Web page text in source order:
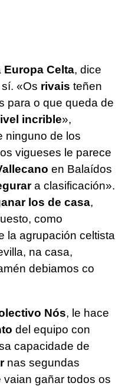
Europa Celta, dice
«Os rivais teñen
para o que queda de
incrible»,
ninguno de los
vigueses le parece
en Balaídos
a clasificación».
los de casa,
como
la agrupación celtista
na casa,
debiamos co
Nós, le hace
del equipo con
capacidade de
nas segundas
gañar todos os